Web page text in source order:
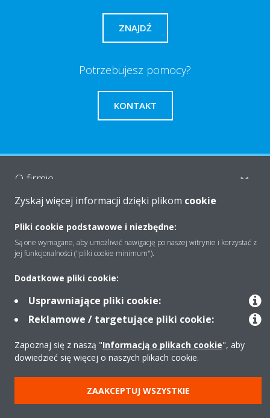
ZNAJDŹ
Potrzebujesz pomocy?
KONTAKT
O firmie
Rozwiązania
Produkty
Copyright © Daikin
Zastrzeżenia prawne
Cookies
Polityka Ochrony Danych
Strategia podatkowa
Zyskaj więcej informacji dzięki plikom cookie
Pliki cookie podstawowe i niezbędne:
Są one wymagane, aby umożliwić nawigację po naszej witrynie i korzystać z
jej funkcjonalności ("pliki cookie minimum").
Dodatkowe pliki cookie:
Usprawniające pliki cookie:
Reklamowe / targetujące pliki cookie:
Zapoznaj się z naszą "Informacją o plikach cookie", aby
dowiedzieć się więcej o naszych plikach cookie.
ZAAKCEPTUJ WSZYSTKIE